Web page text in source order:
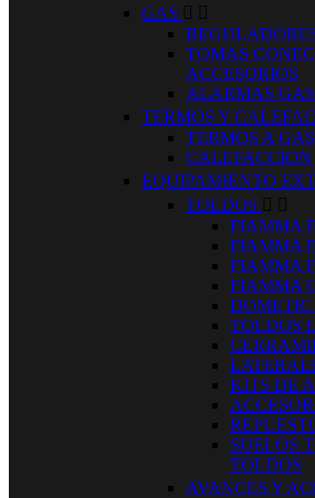
GAS  
TOMAS
ACCESORIOS
ALARMAS GAS
TERMOS Y
TERMOS A
CALEFACCION
EQUIPAMIENTO
TOLDOS  
FIAMMA
FIAMMA
FIAMMA
FIAMMA
TOLDOS
KITS DE
SUELOS
TOLDOS
AVANCES Y